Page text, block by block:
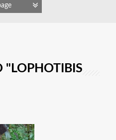
"LOPHOTIBIS